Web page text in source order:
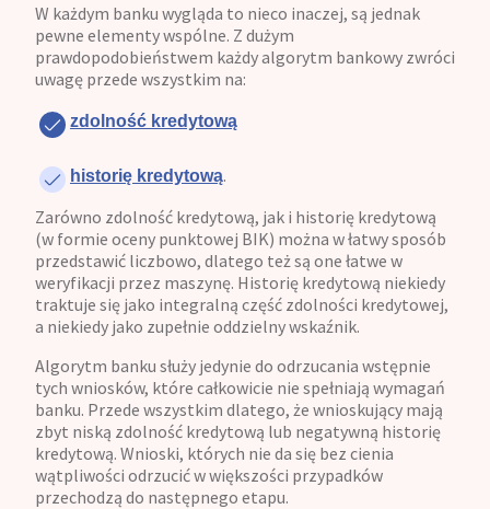
W każdym banku wygląda to nieco inaczej, są jednak
pewne elementy wspólne. Z dużym
prawdopodobieństwem każdy algorytm bankowy zwróci
uwagę przede wszystkim na:
zdolność kredytową
historię kredytową.
Zarówno zdolność kredytową, jak i historię kredytową
(w formie oceny punktowej BIK) można w łatwy sposób
przedstawić liczbowo, dlatego też są one łatwe w
weryfikacji przez maszynę. Historię kredytową niekiedy
traktuje się jako integralną część zdolności kredytowej,
a niekiedy jako zupełnie oddzielny wskaźnik.
Algorytm banku służy jedynie do odrzucania wstępnie
tych wniosków, które całkowicie nie spełniają wymagań
banku. Przede wszystkim dlatego, że wnioskujący mają
zbyt niską zdolność kredytową lub negatywną historię
kredytową. Wnioski, których nie da się bez cienia
wątpliwości odrzucić w większości przypadków
przechodzą do następnego etapu.